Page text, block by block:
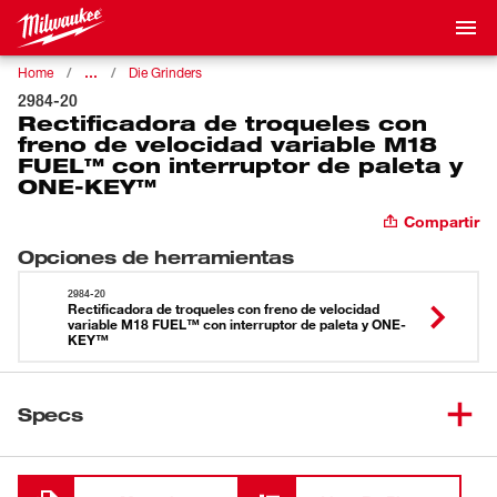
Home … Die Grinders
2984-20
Rectificadora de troqueles con
freno de velocidad variable M18
FUEL™ con interruptor de paleta y
ONE-KEY​™
Compartir
Opciones de herramientas
2984-20
Rectificadora de troqueles con freno de velocidad
variable M18 FUEL™ con interruptor de paleta y ONE-
KEY​™
Specs
Cargando